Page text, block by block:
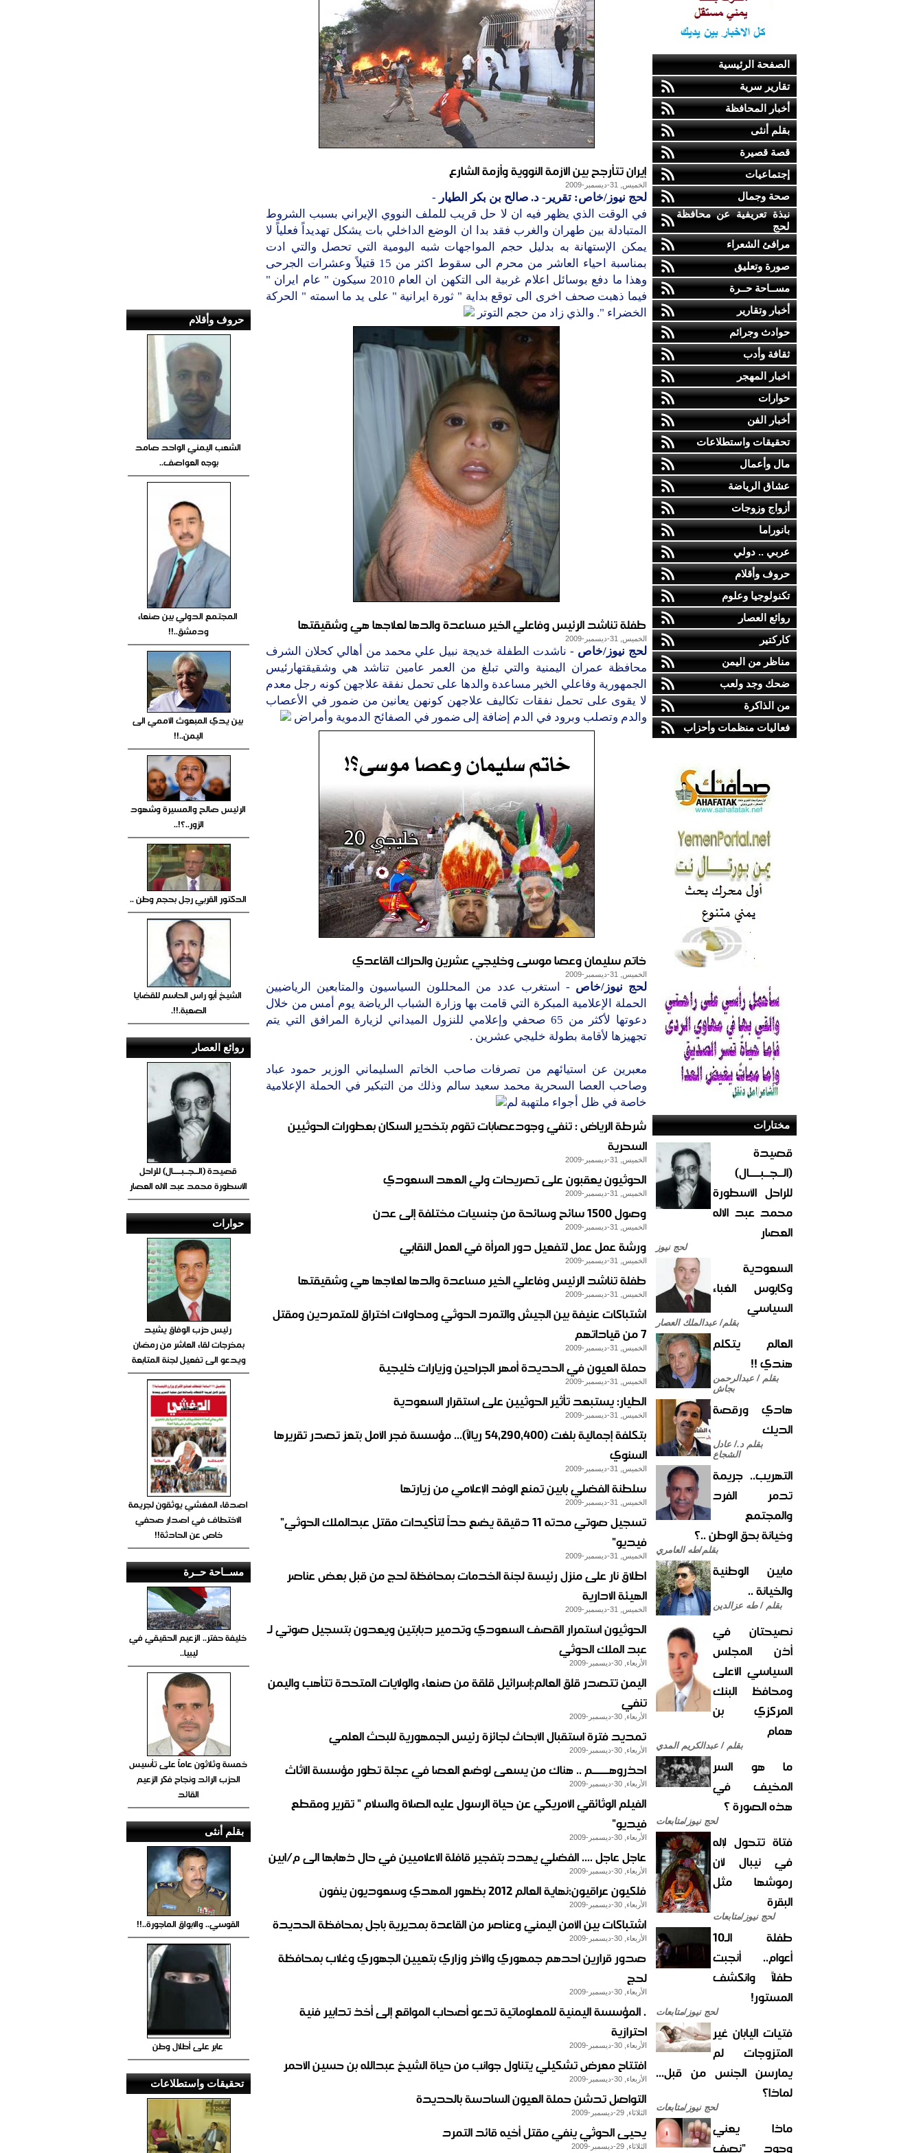
الصفحة الرئيسية
تقارير سرية
أخبار المحافظة
بقلم أنثى
قصة قصيرة
إجتماعيات
صحة وجمال
نبذة تعريفية عن محافظة
لحج
مرافئ الشعراء
صورة وتعليق
مســاحة حــرة
أخبار وتقارير
حوادث وجرائم
ثقافة وأدب
اخبار المهجر
حوارات
أخبار الفن
تحقيقات واستطلاعات
مال وأعمال
عشاق الرياضة
أزواج وزوجات
بانوراما
عربي .. دولي
حروف وأقلام
تكنولوجيا وعلوم
روائع العصار
كاركتير
مناظر من اليمن
ضحك وجد ولعب
من الذاكرة
فعاليات منظمات وأحزاب
مختارات
قصيدة
(الــجــبــــال)
للراحل الأسطورة
محمد عبد الاله
العصار
لحج نيوز
السعودية
وكابوس الغباء
السياسي
بقلم/ عبدالملك العصار
العالم يتكلم
هندي !!
بقلم / عبدالرحمن
بجاش
هادي ورقصة
الديك
بقلم د./ عادل
الشجاع
التهريب.. جريمة
تدمر الفرد
والمجتمع
وخيانة بحق الوطن ..؟
بقلم/طه العامري
مابين الوطنية
والخيانة ..
بقلم / طه عزالدين
نصيحتان في
أذن المجلس
السياسي الأعلى
ومحافظ البنك
المركزي بن
همام
بقلم / عبدالكريم المدي
ما هو السر
المخيف في
هذه الصورة ؟
لحج نيوز/متابعات
فتاة تتحول لإله
في نيبال لأن
رموشها مثل
البقرة
لحج نيوز/متابعات
طفلة الـ10
أعوام.. أنجبت
طفلاً وانكشف
المستور!
لحج نيوز/متابعات
فتيات اليابان غير
المتزوجات لم
يمارسن الجنس من قبل...
لماذا؟
لحج نيوز/متابعات
ماذا يعني
وجود "نصف
إيران تتأرجح بين الأزمة النووية وأزمة الشارع
الخميس, 31-ديسمبر-2009
لحج نيوز/خاص: تقرير- د. صالح بن بكر الطيار -
في الوقت الذي يظهر فيه ان لا حل قريب للملف النووي الإيراني بسبب الشروط
المتبادلة بين طهران والغرب فقد بدا ان الوضع الداخلي بات يشكل تهديداً فعلياً لا
يمكن الإستهانة به بدليل حجم المواجهات شبه اليومية التي تحصل والتي ادت
بمناسبة احياء العاشر من محرم الى سقوط اكثر من 15 قتيلاً وعشرات الجرحى
وهذا ما دفع بوسائل اعلام غربية الى التكهن ان العام 2010 سيكون " عام ايران "
فيما ذهبت صحف اخرى الى توقع بداية " ثورة ايرانية " على يد ما اسمته " الحركة
الخضراء ". والذي زاد من حجم التوتر
طفلة تناشد الرئيس وفاعلي الخير مساعدة والدها لعلاجها هي وشقيقتها
الخميس, 31-ديسمبر-2009
لحج نيوز/خاص - ناشدت الطفلة خديجة نبيل علي محمد من أهالي كحلان الشرف
محافظة عمران اليمنية والتي تبلغ من العمر عامين تناشد هي وشقيقتهارئيس
الجمهورية وفاعلي الخير مساعدة والدها على تحمل نفقة علاجهن كونه رجل معدم
لا يقوى على تحمل نفقات تكاليف علاجهن كونهن يعانين من ضمور في الأعصاب
والدم وتصلب وبرود في الدم إضافة إلى ضمور في الصفائح الدموية وأمراض
خاتم سليمان وعصا موسى وخليجي عشرين والحراك القاعدي
الخميس, 31-ديسمبر-2009
لحج نيوز/خاص - استغرب عدد من المحللون السياسيون والمتابعين الرياضيين
الحملة الإعلامية المبكرة التي قامت بها وزارة الشباب الرياضة يوم أمس من خلال
دعوتها لأكثر من 65 صحفي وإعلامي للنزول الميداني لزيارة المرافق التي يتم
تجهيزها لأقامة بطولة خليجي عشرين .
معبرين عن استيائهم من تصرفات صاحب الخاتم السليماني الوزير حمود عباد
وصاحب العصا السحرية محمد سعيد سالم وذلك من التبكير في الحملة الإعلامية
خاصة في ظل أجواء ملتهبة لم
شرطة الرياض : تنفي وجودعصابات تقوم بتخدير السكان بعطورات الحوثيين
السحرية
الخميس, 31-ديسمبر-2009
الحوثيون يعقبون على تصريحات ولي العهد السعودي
الخميس, 31-ديسمبر-2009
وصول 1500 سائح وسائحة من جنسيات مختلفة إلى عدن
الخميس, 31-ديسمبر-2009
ورشة عمل عمل لتفعيل دور المرأة في العمل النقابي
الخميس, 31-ديسمبر-2009
طفلة تناشد الرئيس وفاعلي الخير مساعدة والدها لعلاجها هي وشقيقتها
الخميس, 31-ديسمبر-2009
اشتباكات عنيفة بين الجيش والتمرد الحوثي ومحاولات اختراق للمتمردين ومقتل
7 من قياداتهم
الخميس, 31-ديسمبر-2009
حملة العيون في الحديدة أمهر الجراحين وزيارات خليجية‎
الخميس, 31-ديسمبر-2009
الطيار: يستبعد تأثير الحوثيين على استقرار السعودية
الخميس, 31-ديسمبر-2009
بتكلفة إجمالية بلغت (54,290,400 ريالاً)... مؤسسة فجر الأمل بتعز تصدر تقريرها
السنوي
الخميس, 31-ديسمبر-2009
سلطنة الفضلي بابين تمنع الوفد الإعلامي من زيارتها
الخميس, 31-ديسمبر-2009
تسجيل صوتي مدته 11 دقيقة يضع حداً لتأكيدات مقتل عبدالملك الحوثي"
فيديو"
الخميس, 31-ديسمبر-2009
اطلاق نار على منزل رئيسة لجنة الخدمات بمحافظة لحج من قبل بعض عناصر
الهيئة الادارية
الخميس, 31-ديسمبر-2009
الحوثيون استمرار القصف السعودي وتدمير دبابتين ويعدون بتسجيل صوتي لـ
عبد الملك الحوثي
الأربعاء, 30-ديسمبر-2009
اليمن تتصدر قلق العالم:إسرائيل قلقة من صنعاء والولايات المتحدة تتأهب واليمن
تنفي
الأربعاء, 30-ديسمبر-2009
تمديد فترة استقبال الأبحاث لجائزة رئيس الجمهورية للبحث العلمي
الأربعاء, 30-ديسمبر-2009
احذروهــــــم .. هناك من يسعى لوضع العصا في عجلة تطور مؤسسة الأثاث
الأربعاء, 30-ديسمبر-2009
الفيلم الوثائقي الأمريكي عن حياة الرسول عليه الصلاة والسلام " تقرير ومقطع
فيديو"
الأربعاء, 30-ديسمبر-2009
عاجل عاجل .... الفضلي يهدد بتفجير قافلة الاعلاميين في حال ذهابها الى م/ابين
الأربعاء, 30-ديسمبر-2009
فلكيون عراقيون:نهاية العالم 2012 بظهور المهدي وسعوديون ينفون
الأربعاء, 30-ديسمبر-2009
اشتباكات بين الأمن اليمني وعناصر من القاعدة بمديرية باجل بمحافظة الحديدة
الأربعاء, 30-ديسمبر-2009
صدور قرارين احدهم جمهوري والأخر وزاري بتعيين الجهوري وغلاب بمحافظة
لحج
الأربعاء, 30-ديسمبر-2009
. المؤسسة اليمنية للمعلوماتية تدعو أصحاب المواقع إلى أخذ تدابير فنية
احترازية
الأربعاء, 30-ديسمبر-2009
افتتاح معرض تشكيلي يتناول جوانب من حياة الشيخ عبدالله بن حسين الأحمر
الأربعاء, 30-ديسمبر-2009
التواصل تدشن حملة العيون السادسة بالحديدة‎
الثلاثاء, 29-ديسمبر-2009
يحيى الحوثي ينفي مقتل أخيه قائد التمرد
الثلاثاء, 29-ديسمبر-2009
حروف وأقلام
الشعب اليمني الواحد صامد
بوجه العواصف..
المجتمع الدولي بين صنعاء
ودمشق..!!
بين يدي المبعوث الأممي الى
اليمن..!!
الرئيس صالح والمسيرة وشهود
الزور..؟!..
الدكتور القربي رجل بحجم وطن ..
الشيخ أبو راس الحاسم للقضايا
الصعبة.!!.
روائع العصار
قصيدة (الــجــبــــال) للراحل
الأسطورة محمد عبد الاله العصار
حوارات
رئيس حزب الوفاق يشيد
بمخرجات لقاء العاشر من رمضان
ويدعو الى تفعيل لجنة المتابعة
اصدقاء المغشي يوثقون لجريمة
الاختطاف في اصدار صحفي
خاص عن الحادثة!!
مســاحة حــرة
خليفة حفتر.. الزعيم الحقيقي في
ليبيا..
خمسة وثلاثون عاماً على تأسيس
الحزب الرائد ونجاح فكر الزعيم
القائد
بقلم أنثى
القوسي.. والابواق الماجورة..!!
عابر على أطلال وطن
تحقيقات واستطلاعات